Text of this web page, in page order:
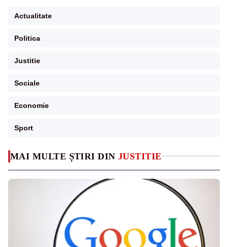
MAI MULTE ȘTIRI DIN JUSTITIE
Actualitate
Politica
Justitie
Sociale
Economie
Sport